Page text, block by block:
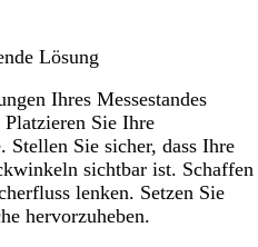
Lösung
Ihres Messestandes
Sie Ihre
Stellen Sie sicher, dass Ihre
sichtbar ist. Schaffen
lenken. Setzen Sie
hervorzuheben.